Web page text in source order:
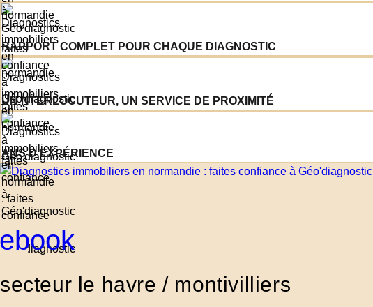
RAPPORT COMPLET POUR CHAQUE DIAGNOSTIC
UN NTERLOCUTEUR, UN SERVICE DE PROXIMITÉ
ANS D’EXPÉRIENCE
secteur le havre / montivilliers